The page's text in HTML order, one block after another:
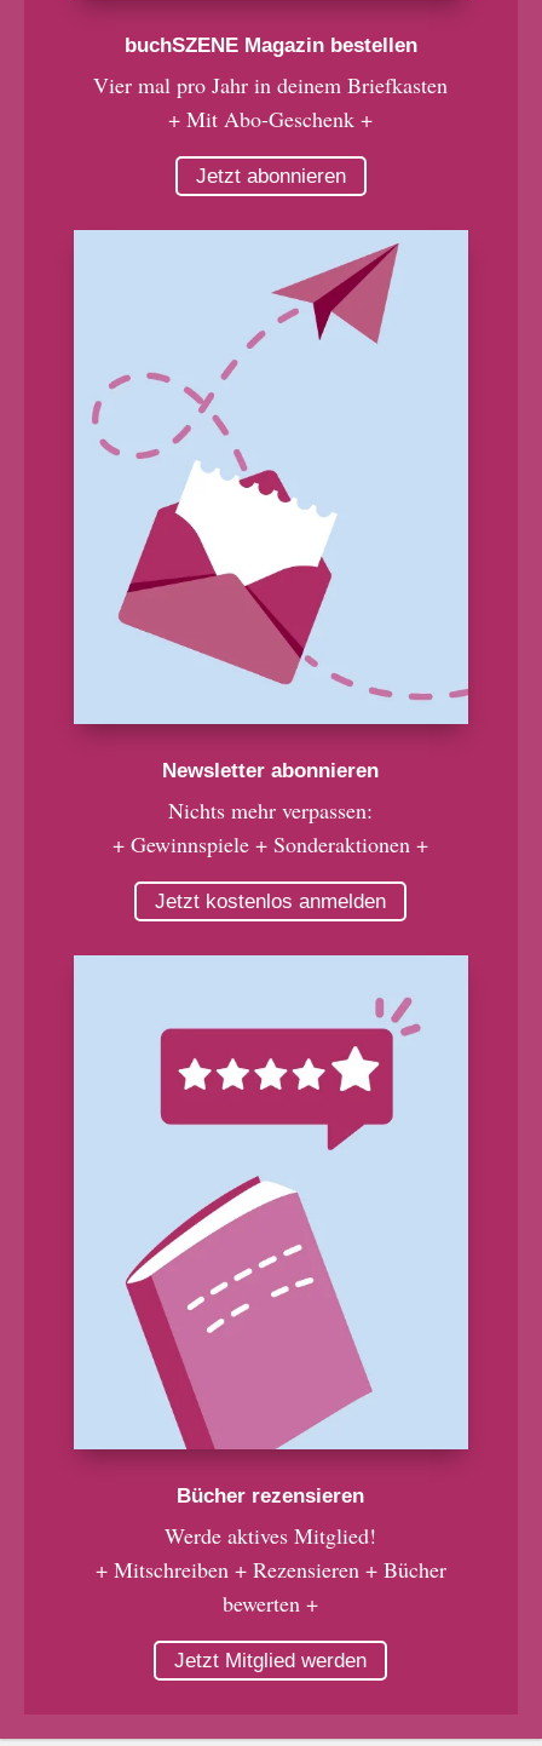
buchSZENE Magazin bestellen
Vier mal pro Jahr in deinem Briefkasten
+ Mit Abo-Geschenk +
Jetzt abonnieren
Newsletter abonnieren
Nichts mehr verpassen:
+ Gewinnspiele + Sonderaktionen +
Jetzt kostenlos anmelden
Bücher rezensieren
Werde aktives Mitglied!
+ Mitschreiben + Rezensieren + Bücher
bewerten +
Jetzt Mitglied werden